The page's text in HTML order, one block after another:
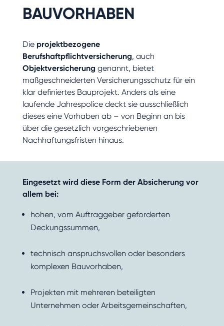
BAUVORHABEN
Die projektbezogene
Berufshaftpflichtversicherung, auch
Objektversicherung genannt, bietet
maßgeschneiderten Versicherungsschutz für ein
klar definiertes Bauprojekt. Anders als eine
laufende Jahrespolice deckt sie ausschließlich
dieses eine Vorhaben ab – von Beginn an bis
über die gesetzlich vorgeschriebenen
Nachhaftungsfristen hinaus.
Eingesetzt wird diese Form der Absicherung vor
allem bei:
hohen, vom Auftraggeber geforderten
Deckungssummen,
technisch anspruchsvollen oder besonders
komplexen Bauvorhaben,
Projekten mit mehreren beteiligten
Unternehmen oder Arbeitsgemeinschaften,